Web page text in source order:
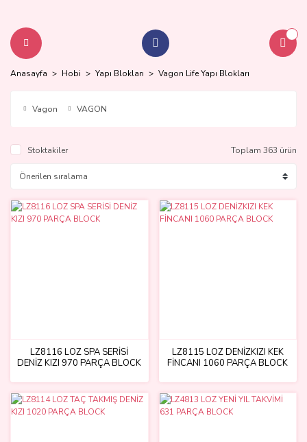
Anasayfa Hobi Yapı Blokları Vagon Life Yapı Blokları
Vagon VAGON
Stoktakiler Toplam 363 ürün
LZ8116 LOZ SPA SERİSİ
DENİZ KIZI 970 PARÇA BLOCK
LZ8115 LOZ DENİZKIZI KEK
FİNCANI 1060 PARÇA BLOCK